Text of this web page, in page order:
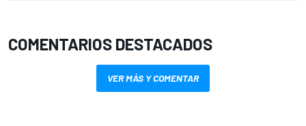
COMENTARIOS DESTACADOS
VER MÁS Y COMENTAR